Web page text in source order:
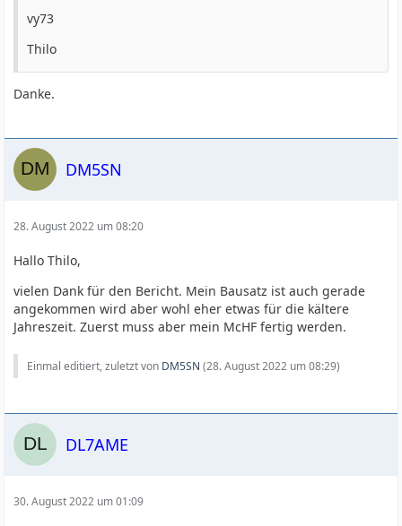
vy73
Thilo
Danke.
DM5SN
28. August 2022 um 08:20
Hallo Thilo,
vielen Dank für den Bericht. Mein Bausatz ist auch gerade
angekommen wird aber wohl eher etwas für die kältere
Jahreszeit. Zuerst muss aber mein McHF fertig werden.
Einmal editiert, zuletzt von DM5SN (28. August 2022 um 08:29)
DL7AME
30. August 2022 um 01:09